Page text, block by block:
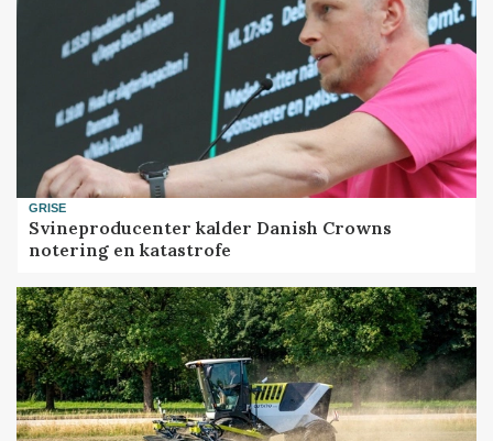
GRISE
Svineproducenter kalder Danish Crowns
notering en katastrofe